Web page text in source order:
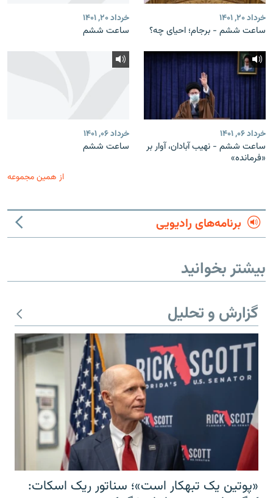
خرداد ۲۰, ۱۴۰۱
ساعت ششم - برجام؛ احیای چه؟
خرداد ۲۰, ۱۴۰۱
ساعت‌ ششم
خرداد ۰۶, ۱۴۰۱
ساعت ششم - نهیب آبادان، آوار بر
«فرمانده»
خرداد ۰۶, ۱۴۰۱
ساعت‌ ششم
از همین مجموعه
برنامه‌های رادیویی
بیشتر بخوانید
گزارش و تحلیل
«پوتین یک تبهکار است»؛ سناتور ریک اسکات: